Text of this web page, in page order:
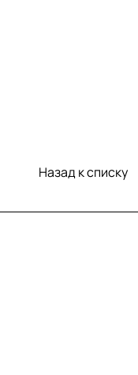
Назад к списку